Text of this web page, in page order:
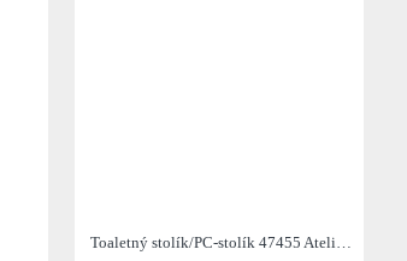
Toaletný stolík/PC-stolík 47455 Atelier 120cm Natural Dub Dyha